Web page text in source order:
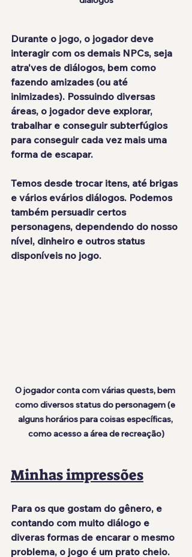
Durante o jogo, o jogador deve
interagir com os demais NPCs, seja
atra'ves de diálogos, bem como
fazendo amizades (ou até
inimizades). Possuindo diversas
áreas, o jogador deve explorar,
trabalhar e conseguir subterfúgios
para conseguir cada vez mais uma
forma de escapar.
Temos desde trocar itens, até brigas
e vários evários diálogos. Podemos
também persuadir certos
personagens, dependendo do nosso
nível, dinheiro e outros status
disponíveis no jogo.
O jogador conta com várias quests, bem
como diversos status do personagem (e
alguns horários para coisas específicas,
como acesso a área de recreação)
Minhas impressões
Para os que gostam do gênero, e
contando com muito diálogo e
diveras formas de encarar o mesmo
problema, o jogo é um prato cheio.